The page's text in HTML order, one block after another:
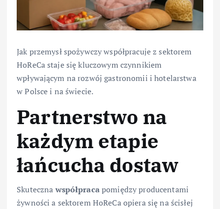
Jak przemysł spożywczy współpracuje z sektorem
HoReCa staje się kluczowym czynnikiem
wpływającym na rozwój gastronomii i hotelarstwa
w Polsce i na świecie.
Partnerstwo na
każdym etapie
łańcucha dostaw
Skutecznawspółpracapomiędzy producentami
żywności a sektorem HoReCa opiera się na ścisłej